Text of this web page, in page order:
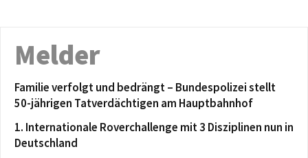
Melder
Familie verfolgt und bedrängt – Bundespolizei stellt
50-jährigen Tatverdächtigen am Hauptbahnhof
1. Internationale Roverchallenge mit 3 Disziplinen nun in
Deutschland